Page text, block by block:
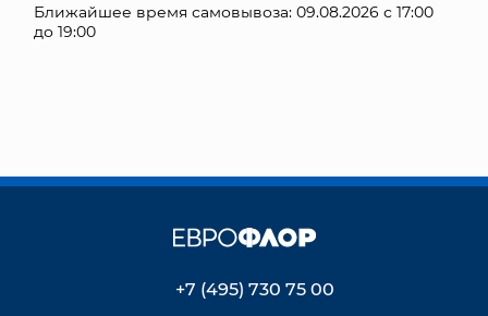
Ближайшее время самовывоза: 09.08.2026 с 17:00
до 19:00
+7 (495) 730 75 00